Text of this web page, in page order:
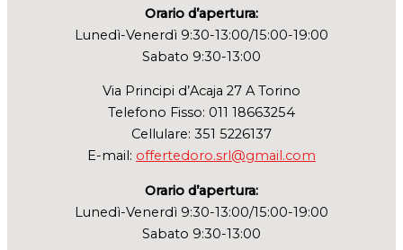
Orario d’apertura:
Lunedì-Venerdì 9:30-13:00/15:00-19:00
Sabato 9:30-13:00
Via Principi d’Acaja 27 A Torino
Telefono Fisso: 011 18663254
Cellulare: 351 5226137
E-mail: offertedoro.srl@gmail.com
Orario d’apertura:
Lunedì-Venerdì 9:30-13:00/15:00-19:00
Sabato 9:30-13:00